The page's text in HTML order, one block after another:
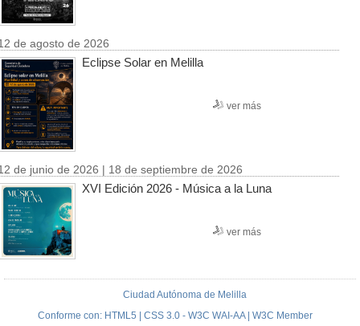
de agosto de 2026
Eclipse Solar en Melilla
ver más
de junio de 2026 | 18 de septiembre de 2026
XVI Edición 2026 - Música a la Luna
ver más
Ciudad Autónoma de Melilla
Conforme con: HTML5 | CSS 3.0 - W3C WAI-AA | W3C Member